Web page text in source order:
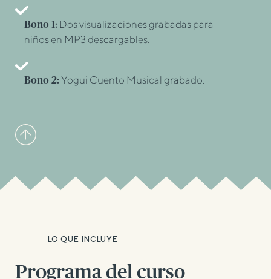
Bono 1: Dos visualizaciones grabadas para
niños en MP3 descargables.
Bono 2: Yogui Cuento Musical grabado.
LO QUE INCLUYE
Programa del curso